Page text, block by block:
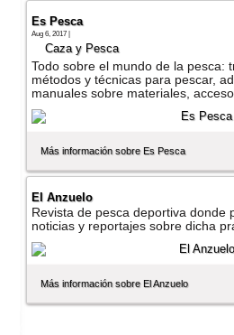
Es Pesca
Aug 6, 2017 |
Caza y Pesca
Todo sobre el mundo de la pesca:
métodos y técnicas para pescar,
manuales sobre materiales,
Más información sobre Es Pesca
El Anzuelo
Revista de pesca deportiva donde
noticias y reportajes sobre dicha
Más información sobre El Anzuelo